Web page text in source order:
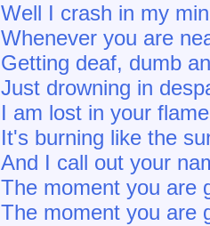
Well I crash in my
Whenever you are
Getting deaf, dumb
Just drowning in
I am lost in your flame
It's burning like the
And I call out your
The moment you are
The moment you are